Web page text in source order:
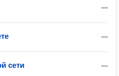
—
—
—
сети